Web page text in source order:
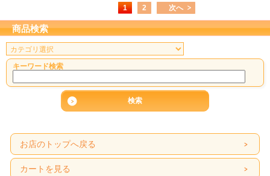
1 2 次へ
商品検索
キーワード検索
お店のトップへ戻る
カートを見る